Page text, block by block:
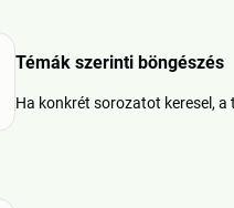
Témák szerinti böngészés
Ha konkrét sorozatot keresel,